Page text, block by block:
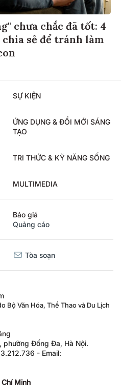
chưa chắc đã tốt: 4
sẻ để tránh làm
SỰ KIỆN
ỨNG DỤNG & ĐỔI MỚI SÁNG
TẠO
TRI THỨC & KỸ NĂNG SỐNG
MULTIMEDIA
Báo giá
Quảng cáo
Tòa soạn
Bộ Văn Hóa, Thể Thao và Du Lịch
phường Đống Đa, Hà Nội.
- Email: